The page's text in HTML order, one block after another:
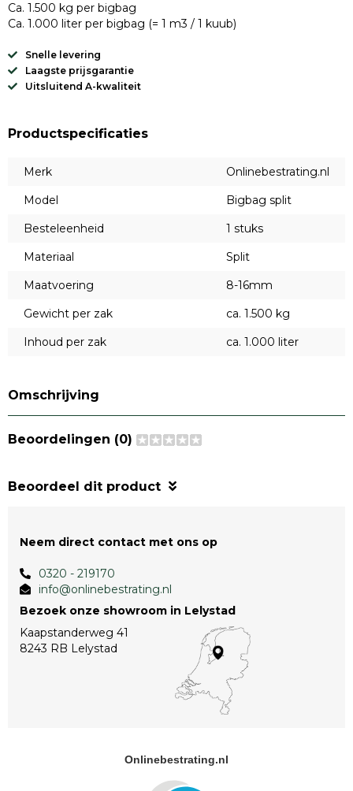
Ca. 1.500 kg per bigbag
Ca. 1.000 liter per bigbag (= 1 m3 / 1 kuub)
Snelle levering
Laagste prijsgarantie
Uitsluitend A-kwaliteit
Productspecificaties
Merk
Onlinebestrating.nl
Model
Bigbag split
Besteleenheid
1 stuks
Materiaal
Split
Maatvoering
8-16mm
Gewicht per zak
ca. 1.500 kg
Inhoud per zak
ca. 1.000 liter
Omschrijving
Beoordelingen (0)
Beoordeel dit product
Neem direct contact met ons op
0320 - 219170
info@onlinebestrating.nl
Bezoek onze showroom in Lelystad
Kaapstanderweg 41
8243 RB Lelystad
Onlinebestrating.nl